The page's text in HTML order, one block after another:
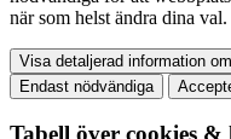
när som helst ändra dina val.
Visa detaljerad information
Endast nödvändiga